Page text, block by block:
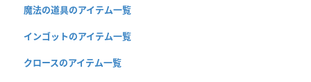
魔法の道具のアイテム一覧
インゴットのアイテム一覧
クロースのアイテム一覧